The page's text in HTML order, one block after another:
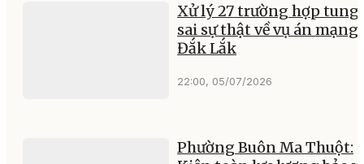
Xử lý 27 trường hợp
sai sự thật về vụ án mạng
Đắk Lắk
22:00, 05/07/2026
Phường Buôn Ma Thuột: